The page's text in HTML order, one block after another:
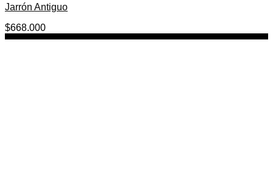
Jarrón Antiguo
$668.000